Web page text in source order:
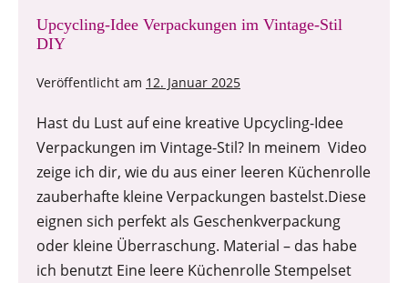
Upcycling-Idee Verpackungen im Vintage-Stil
DIY
Veröffentlicht am 12. Januar 2025
Hast du Lust auf eine kreative Upcycling-Idee
Verpackungen im Vintage-Stil? In meinem Video
zeige ich dir, wie du aus einer leeren Küchenrolle
zauberhafte kleine Verpackungen bastelst.Diese
eignen sich perfekt als Geschenkverpackung
oder kleine Überraschung. Material – das habe
ich benutzt Eine leere Küchenrolle Stempelset